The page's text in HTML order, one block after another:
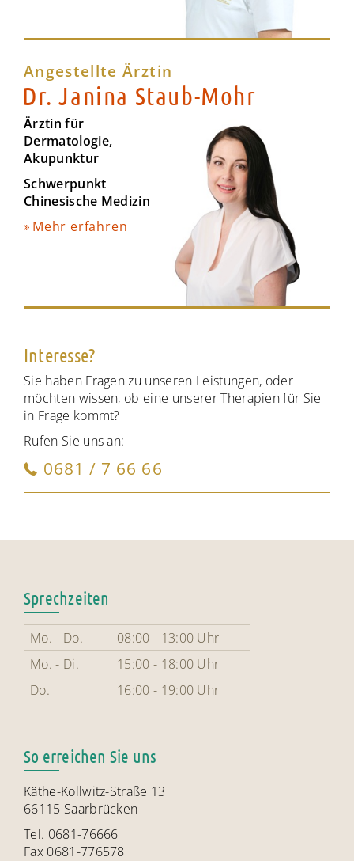
Angestellte Ärztin
Dr. Janina Staub-Mohr
Ärztin für
Dermatologie,
Akupunktur
Schwerpunkt
Chinesische Medizin
Mehr erfahren
Interesse?
Sie haben Fragen zu unseren Leistungen, oder
möchten wissen, ob eine unserer Therapien für Sie
in Frage kommt?
Rufen Sie uns an:
0681 / 7 66 66
Sprechzeiten
Mo. - Do.
08:00 - 13:00 Uhr
Mo. - Di.
15:00 - 18:00 Uhr
Do.
16:00 - 19:00 Uhr
So erreichen Sie uns
Käthe-Kollwitz-Straße 13
66115 Saarbrücken
Tel. 0681-76666
Fax 0681-776578